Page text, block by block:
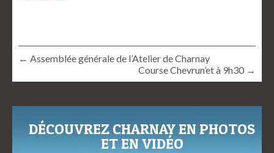
← Assemblée générale de l’Atelier de Charnay
Course Chevrun’et à 9h30 →
DÉCOUVREZ CHARNAY EN PHOTOS
ET EN VIDÉO